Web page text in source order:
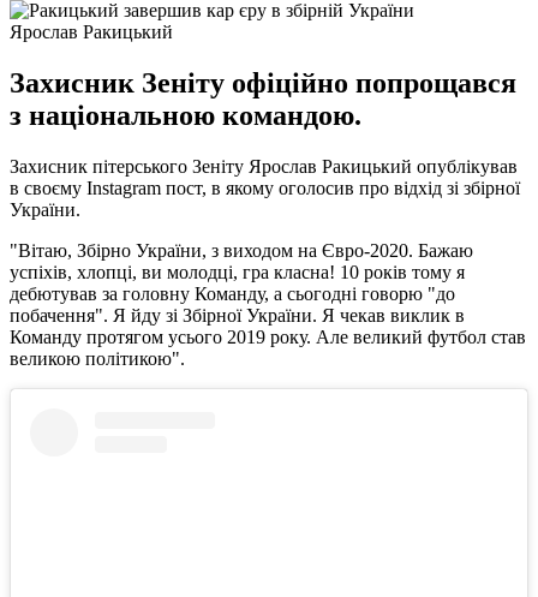
Ярослав Ракицький
Захисник Зеніту офіційно попрощався
з національною командою.
Захисник пітерського Зеніту Ярослав Ракицький опублікував
в своєму Instagram пост, в якому оголосив про відхід зі збірної
України.
"Вітаю, Збірно України, з виходом на Євро-2020. Бажаю
успіхів, хлопці, ви молодці, гра класна! 10 років тому я
дебютував за головну Команду, а сьогодні говорю "до
побачення". Я йду зі Збірної України. Я чекав виклик в
Команду протягом усього 2019 року. Але великий футбол став
великою політикою".